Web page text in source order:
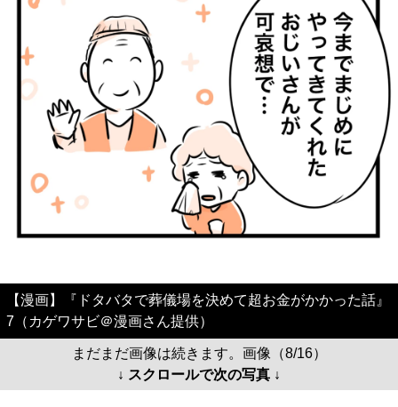
【漫画】『ドタバタで葬儀場を決めて超お金がかかった話』
7（カゲワサビ＠漫画さん提供）
↓ スクロールで次の写真 ↓